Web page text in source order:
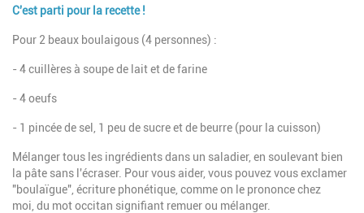
C'est parti pour la recette !
Pour 2 beaux boulaigous (4 personnes) :
- 4 cuillères à soupe de lait et de farine
- 4 oeufs
- 1 pincée de sel, 1 peu de sucre et de beurre (pour la cuisson)
Mélanger tous les ingrédients dans un saladier, en soulevant bien
la pâte sans l'écraser. Pour vous aider, vous pouvez vous exclamer
"boulaïgue", écriture phonétique, comme on le prononce chez
moi, du mot occitan signifiant remuer ou mélanger.